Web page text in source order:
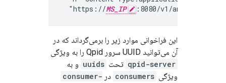
  "https://
MS_IP :8080/v1/analytics/
این فراخوانی موارد زیر را برمی‌گرداند که در
آن می‌توانید UUID سرور Qpid را به ویژگی
qpid-server تحت uuids و به
ویژگی consumers در consumer-